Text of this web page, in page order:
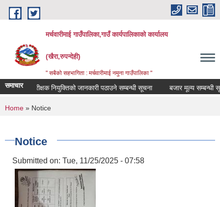
Skip to main content
मर्चवारीमाई गाउँपालिका,गाउँ कार्यपालिकाको कार्यालय
(खैरा,रुपन्देही)
" सबैको सहभागिता : मर्चवारीमाई नमुना गाउँपालिका "
समाचार
लेखा परीक्षक नियुक्तिको जानकारी पठाउने सम्बन्धी सूचना बजार मूल्य सम्बन्धी
You are here
Home » Notice
Notice
Submitted on: Tue, 11/25/2025 - 07:58